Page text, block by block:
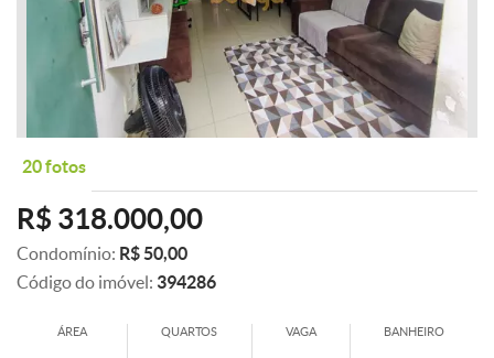
20 fotos
R$ 318.000,00
Condomínio: R$ 50,00
Código do imóvel: 394286
ÁREA QUARTOS VAGA BANHEIRO